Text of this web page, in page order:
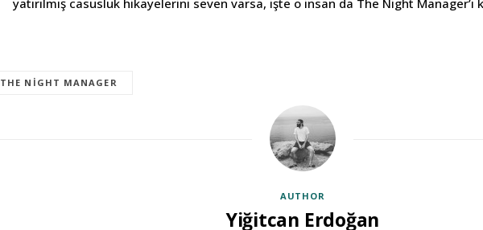
yatırılmış casusluk hikayelerini seven varsa, işte o insan da The Night Manager’ı
THE NIGHT MANAGER
AUTHOR
Yiğitcan Erdoğan